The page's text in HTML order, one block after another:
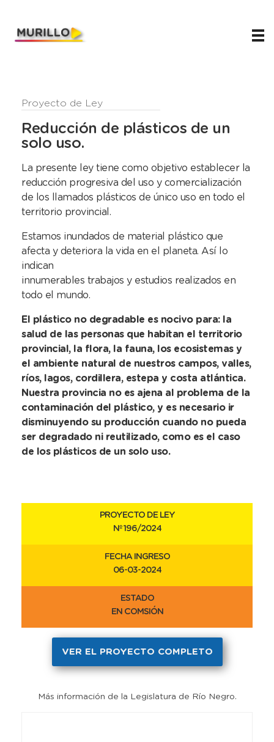
Proyecto de Ley
Reducción de plásticos de un
solo uso.
La presente ley tiene como objetivo establecer la
reducción progresiva del uso y comercialización
de los llamados plásticos de único uso en todo el
territorio provincial.
Estamos inundados de material plástico que
afecta y deteriora la vida en el planeta. Así lo
indican
innumerables trabajos y estudios realizados en
todo el mundo.
El plástico no degradable es nocivo para: la
salud de las personas que habitan el territorio
provincial, la flora, la fauna, los ecosistemas y
el ambiente natural de nuestros campos, valles,
ríos, lagos, cordillera, estepa y costa atlántica.
Nuestra provincia no es ajena al problema de la
contaminación del plástico, y es necesario ir
disminuyendo su producción cuando no pueda
ser degradado ni reutilizado, como es el caso
de los plásticos de un solo uso.
PROYECTO DE LEY
Nº 196/2024
FECHA INGRESO
06-03-2024
ESTADO
EN COMSIÓN
VER EL PROYECTO COMPLETO
Más información de la Legislatura de Río Negro.